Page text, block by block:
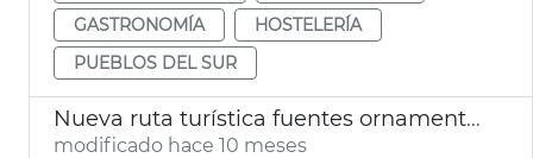
GASTRONOMÍA
HOSTELERÍA
PUEBLOS DEL SUR
Nueva ruta turística fuentes ornamentales de Vlc
modificado hace 10 meses